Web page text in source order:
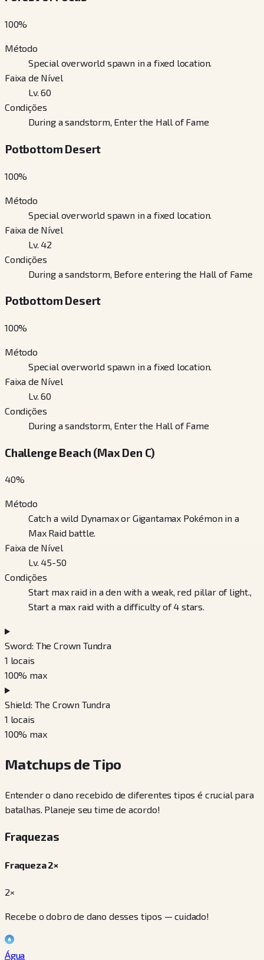
100%
Método
Special overworld spawn in a fixed location.
Faixa de Nível
Lv. 60
Condições
During a sandstorm, Enter the Hall of Fame
Potbottom Desert
100%
Método
Special overworld spawn in a fixed location.
Faixa de Nível
Lv. 42
Condições
During a sandstorm, Before entering the Hall of Fame
Potbottom Desert
100%
Método
Special overworld spawn in a fixed location.
Faixa de Nível
Lv. 60
Condições
During a sandstorm, Enter the Hall of Fame
Challenge Beach (Max Den C)
40%
Método
Catch a wild Dynamax or Gigantamax Pokémon in a
Max Raid battle.
Faixa de Nível
Lv. 45-50
Condições
Start max raid in a den with a weak, red pillar of light.,
Start a max raid with a difficulty of 4 stars.
Sword: The Crown Tundra
1 locais
100% max
Shield: The Crown Tundra
1 locais
100% max
Matchups de Tipo
Entender o dano recebido de diferentes tipos é crucial para
batalhas. Planeje seu time de acordo!
Fraquezas
Fraqueza 2×
2×
Recebe o dobro de dano desses tipos — cuidado!
Água